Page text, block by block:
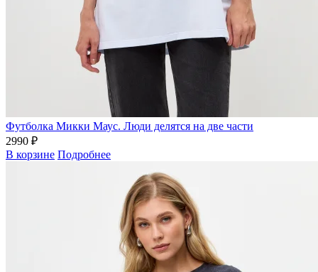
Футболка Микки Маус. Люди делятся на две части
2990 ₽
В корзине Подробнее